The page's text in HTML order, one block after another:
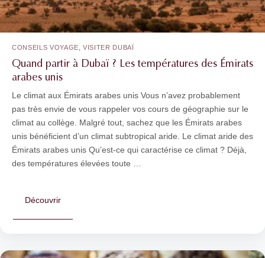
Quand partir à Dubaï ? Les températures des Émirats
arabes unis
Le climat aux Émirats arabes unis Vous n’avez probablement
pas très envie de vous rappeler vos cours de géographie sur le
climat au collège. Malgré tout, sachez que les Émirats arabes
unis bénéficient d’un climat subtropical aride. Le climat aride des
Émirats arabes unis Qu’est-ce qui caractérise ce climat ? Déjà,
des températures élevées toute …
Découvrir
CONSEILS VOYAGE,VISITER DUBAÏ